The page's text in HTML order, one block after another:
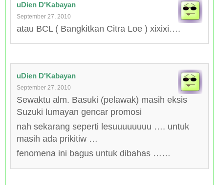
uDien D'Kabayan
September 27, 2010
atau BCL ( Bangkitkan Citra Loe ) xixixi….
uDien D'Kabayan
September 27, 2010
Sewaktu alm. Basuki (pelawak) masih eksis
Suzuki lumayan gencar promosi
nah sekarang seperti lesuuuuuuuu …. untuk
masih ada prikitiw …
fenomena ini bagus untuk dibahas ……